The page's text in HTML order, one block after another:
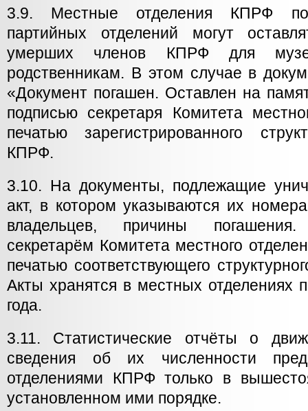
3.9. Местные отделения КПРФ
партийных отделений могут
умерших членов КПРФ для
родственникам. В этом случае в
«Документ погашен. Оставлен на
подписью секретаря Комитета
печатью зарегистрированного
КПРФ.
3.10. На документы, подлежащие
акт, в котором указываются их
владельцев, причины
секретарём Комитета местного
печатью соответствующего
Акты хранятся в местных отделениях
года.
3.11. Статистические отчёты о
сведения об их численности
отделениями КПРФ только в
установленном ими порядке.